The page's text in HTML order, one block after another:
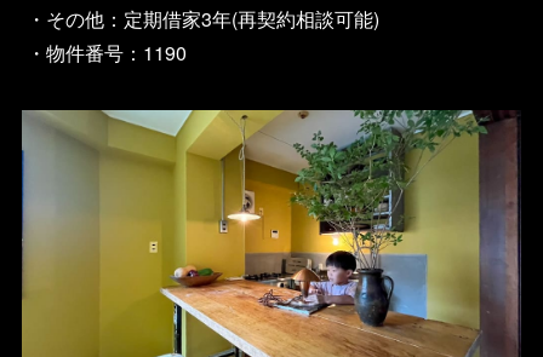
・その他：定期借家3年(再契約相談可能)
・物件番号：1190